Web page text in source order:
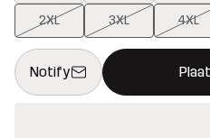
2XL 3XL 4XL
Notify
Deze knop opent een modal
{{size}} niet beschikbaar